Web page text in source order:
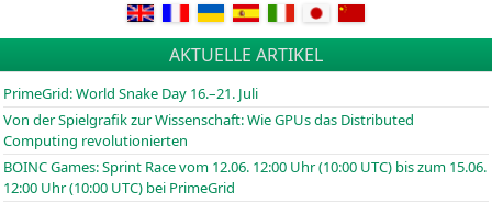
AKTUELLE ARTIKEL
PrimeGrid: World Snake Day 16.–21. Juli
Von der Spielgrafik zur Wissenschaft: Wie GPUs das Distributed
Computing revolutionierten
BOINCGames: Sprint Race vom 12.06. 12:00 Uhr (10:00 UTC) bis zum 15.06.
12:00 Uhr (10:00 UTC) bei PrimeGrid